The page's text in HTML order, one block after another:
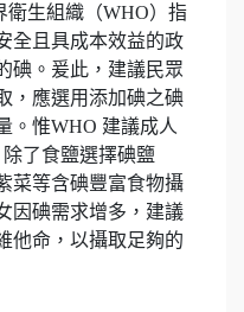
衛生組織（WHO）指
全且具成本效益的政
碘。爰此，建議民眾
，應選用添加碘之碘
。惟WHO 建議成人
了食鹽選擇碘鹽
菜等含碘豐富食物攝
因碘需求增多，建議
他命，以攝取足夠的